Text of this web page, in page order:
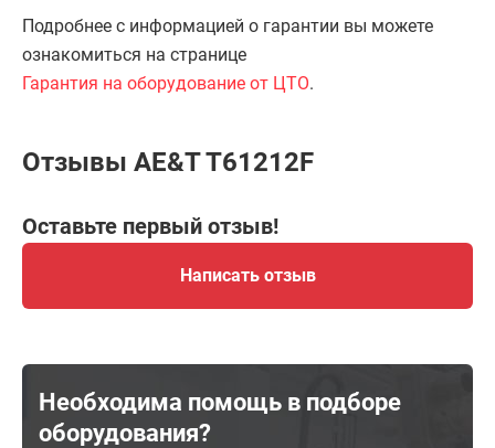
Подробнее с информацией о гарантии вы можете
ознакомиться на странице
Гарантия на оборудование от ЦТО.
Отзывы AE&T T61212F
Оставьте первый отзыв!
Написать отзыв
Необходима помощь в подборе
оборудования?